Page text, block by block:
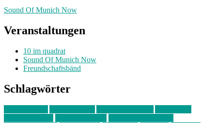
Sound Of Munich Now
Veranstaltungen
10 im quadrat
Sound Of Munich Now
Freundschaftsbänd
Schlagwörter